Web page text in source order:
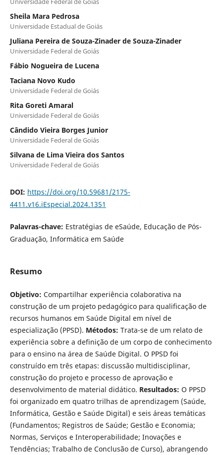
Sheila Mara Pedrosa
Universidade Estadual de Goiás
Juliana Pereira de Souza-Zinader de Souza-Zinader
Universidade Federal de Goiás
Fábio Nogueira de Lucena
Taciana Novo Kudo
Universidade Federal de Goiás
Rita Goreti Amaral
Universidade Federal de Goiás
Cândido Vieira Borges Junior
Universidade Federal de Goiás
Silvana de Lima Vieira dos Santos
Universidade Federal de Goiás
DOI: https://doi.org/10.59681/2175-
4411.v16.iEspecial.2024.1351
Palavras-chave: Estratégias de eSaúde, Educação de Pós-
Graduação, Informática em Saúde
Resumo
Objetivo: Compartilhar experiência colaborativa na
construção de um projeto pedagógico para qualificação de
recursos humanos em Saúde Digital em nível de
especialização (PPSD). Métodos: Trata-se de um relato de
experiência sobre a definição de um corpo de conhecimento
para o ensino na área de Saúde Digital. O PPSD foi
construído em três etapas: discussão multidisciplinar,
construção do projeto e processo de aprovação e
desenvolvimento de material didático. Resultados: O PPSD
foi organizado em quatro trilhas de aprendizagem (Saúde,
Informática, Gestão e Saúde Digital) e seis áreas temáticas
(Fundamentos; Registros de Saúde; Gestão e Economia;
Normas, Serviços e Interoperabilidade; Inovações e
Tendências; Trabalho de Conclusão de Curso), abrangendo